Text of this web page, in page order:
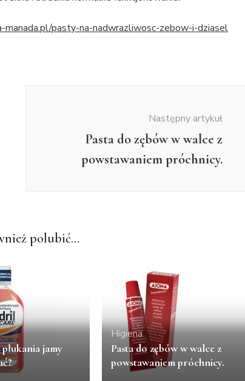
manada.pl/pasty-na-nadwrazliwosc-zebow-i-dziasel
Następny artykuł
Pasta do zębów w walce z
powstawaniem próchnicy.
polubić…
jamy
Higiena
Pasta do zębów w walce z
powstawaniem próchnicy.